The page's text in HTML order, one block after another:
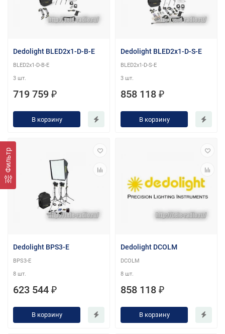
Фильтр
Dedolight BLED2x1-D-B-E
BLED2x1-D-B-E
3 шт.
719 759 ₽
В корзину
Dedolight BLED2x1-D-S-E
BLED2x1-D-S-E
3 шт.
858 118 ₽
В корзину
Dedolight BPS3-E
BPS3-E
8 шт.
623 544 ₽
В корзину
Dedolight DCOLM
DCOLM
8 шт.
858 118 ₽
В корзину